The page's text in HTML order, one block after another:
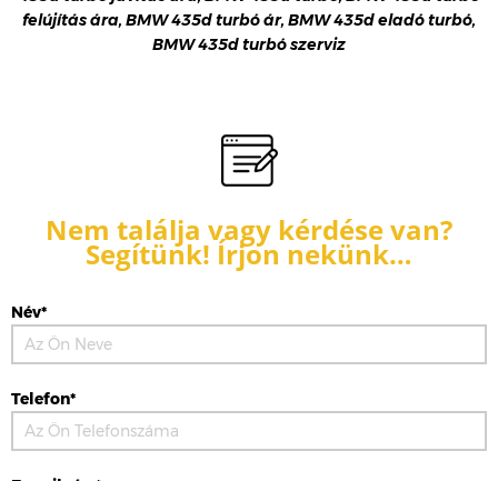
felújítás ára, BMW 435d turbó ár, BMW 435d eladó turbó,
BMW 435d turbó szerviz
Nem találja vagy kérdése van?
Segítünk! Írjon nekünk…
Név*
Telefon*